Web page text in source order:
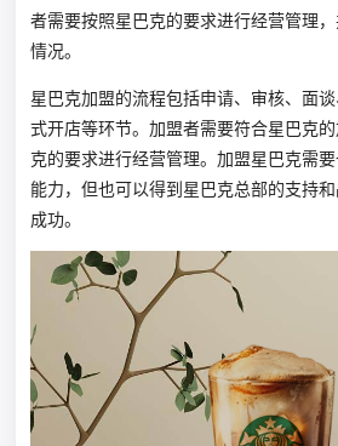
者需要按照星巴克的要求进行经营管理
情况。
星巴克加盟的流程包括申请、审核、面
式开店等环节。加盟者需要符合星巴克
克的要求进行经营管理。加盟星巴克需
能力，但也可以得到星巴克总部的支持
成功。